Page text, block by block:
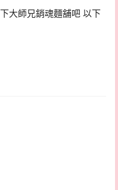
大師兄銷魂麵舖吧 以下